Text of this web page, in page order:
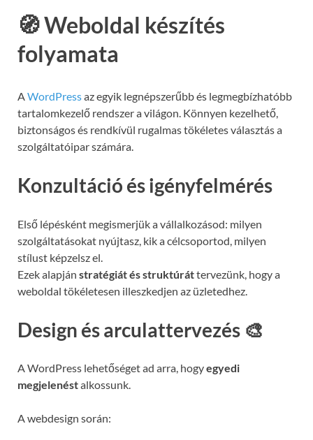
🧭 Weboldal készítés
folyamata
AWordPressaz egyik legnépszerűbb és legmegbízhatóbb
tartalomkezelő rendszer a világon. Könnyen kezelhető,
biztonságos és rendkívül rugalmas tökéletes választás a
szolgáltatóipar számára.
Konzultáció és igényfelmérés
Első lépésként megismerjük a vállalkozásod: milyen
szolgáltatásokat nyújtasz, kik a célcsoportod, milyen
stílust képzelsz el.
Ezek alapján stratégiát és struktúráttervezünk, hogy a
weboldal tökéletesen illeszkedjen az üzletedhez.
Design és arculattervezés 🎨
A WordPress lehetőséget ad arra, hogyegyedi
megjelenéstalkossunk.
A webdesign során: